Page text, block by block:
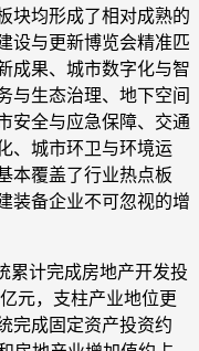
块均形成了相对成熟的
设与更新博览会精准匹
成果、城市数字化与智
与生态治理、地下空间
安全与应急保障、交通
、城市环卫与环境运
本覆盖了行业热点板
装备企业不可忽视的增
累计完成房地产开发投
元，支柱产业地位更
完成固定资产投资约